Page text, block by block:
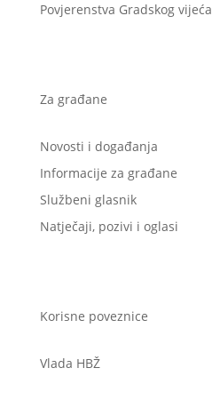
Povjerenstva Gradskog vijeća
Za građane
Novosti i događanja
Informacije za građane
Službeni glasnik
Natječaji, pozivi i oglasi
Korisne poveznice
Vlada HBŽ